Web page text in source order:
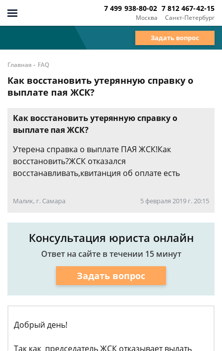
Москва
7 499 938-80-02
Санкт-Петербург
7 812 467-42-15
Задать вопрос
Главная - FAQ
Как восстановить утерянную справку о
выплате пая ЖСК?
Как восстановить утерянную справку о
выплате пая ЖСК?
Утерена справка о выплате ПАЯ ЖСК!Как
восстановить?ЖСК отказался
восстанавливать,квитанция об оплате есть
Малик, г. Самара 5 февраля 2019 г. 20:15
Консультация юриста онлайн
Ответ на сайте в течении 15 минут
Задать вопрос
Добрый день!
Так как председатель ЖСК отказывает выдать